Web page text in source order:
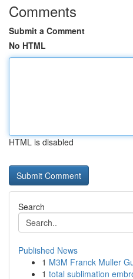
Comments
Submit a Comment
No HTML
HTML is disabled
Search
Published News
1 M3M Franck Muller
1 total sublimation